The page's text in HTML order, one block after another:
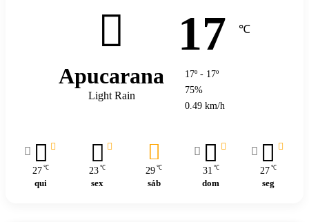
Apucarana
Light Rain
17 ℃
17º - 17º
75%
0.49 km/h
27 ℃
qui
23 ℃
sex
29 ℃
sáb
31 ℃
dom
27 ℃
seg